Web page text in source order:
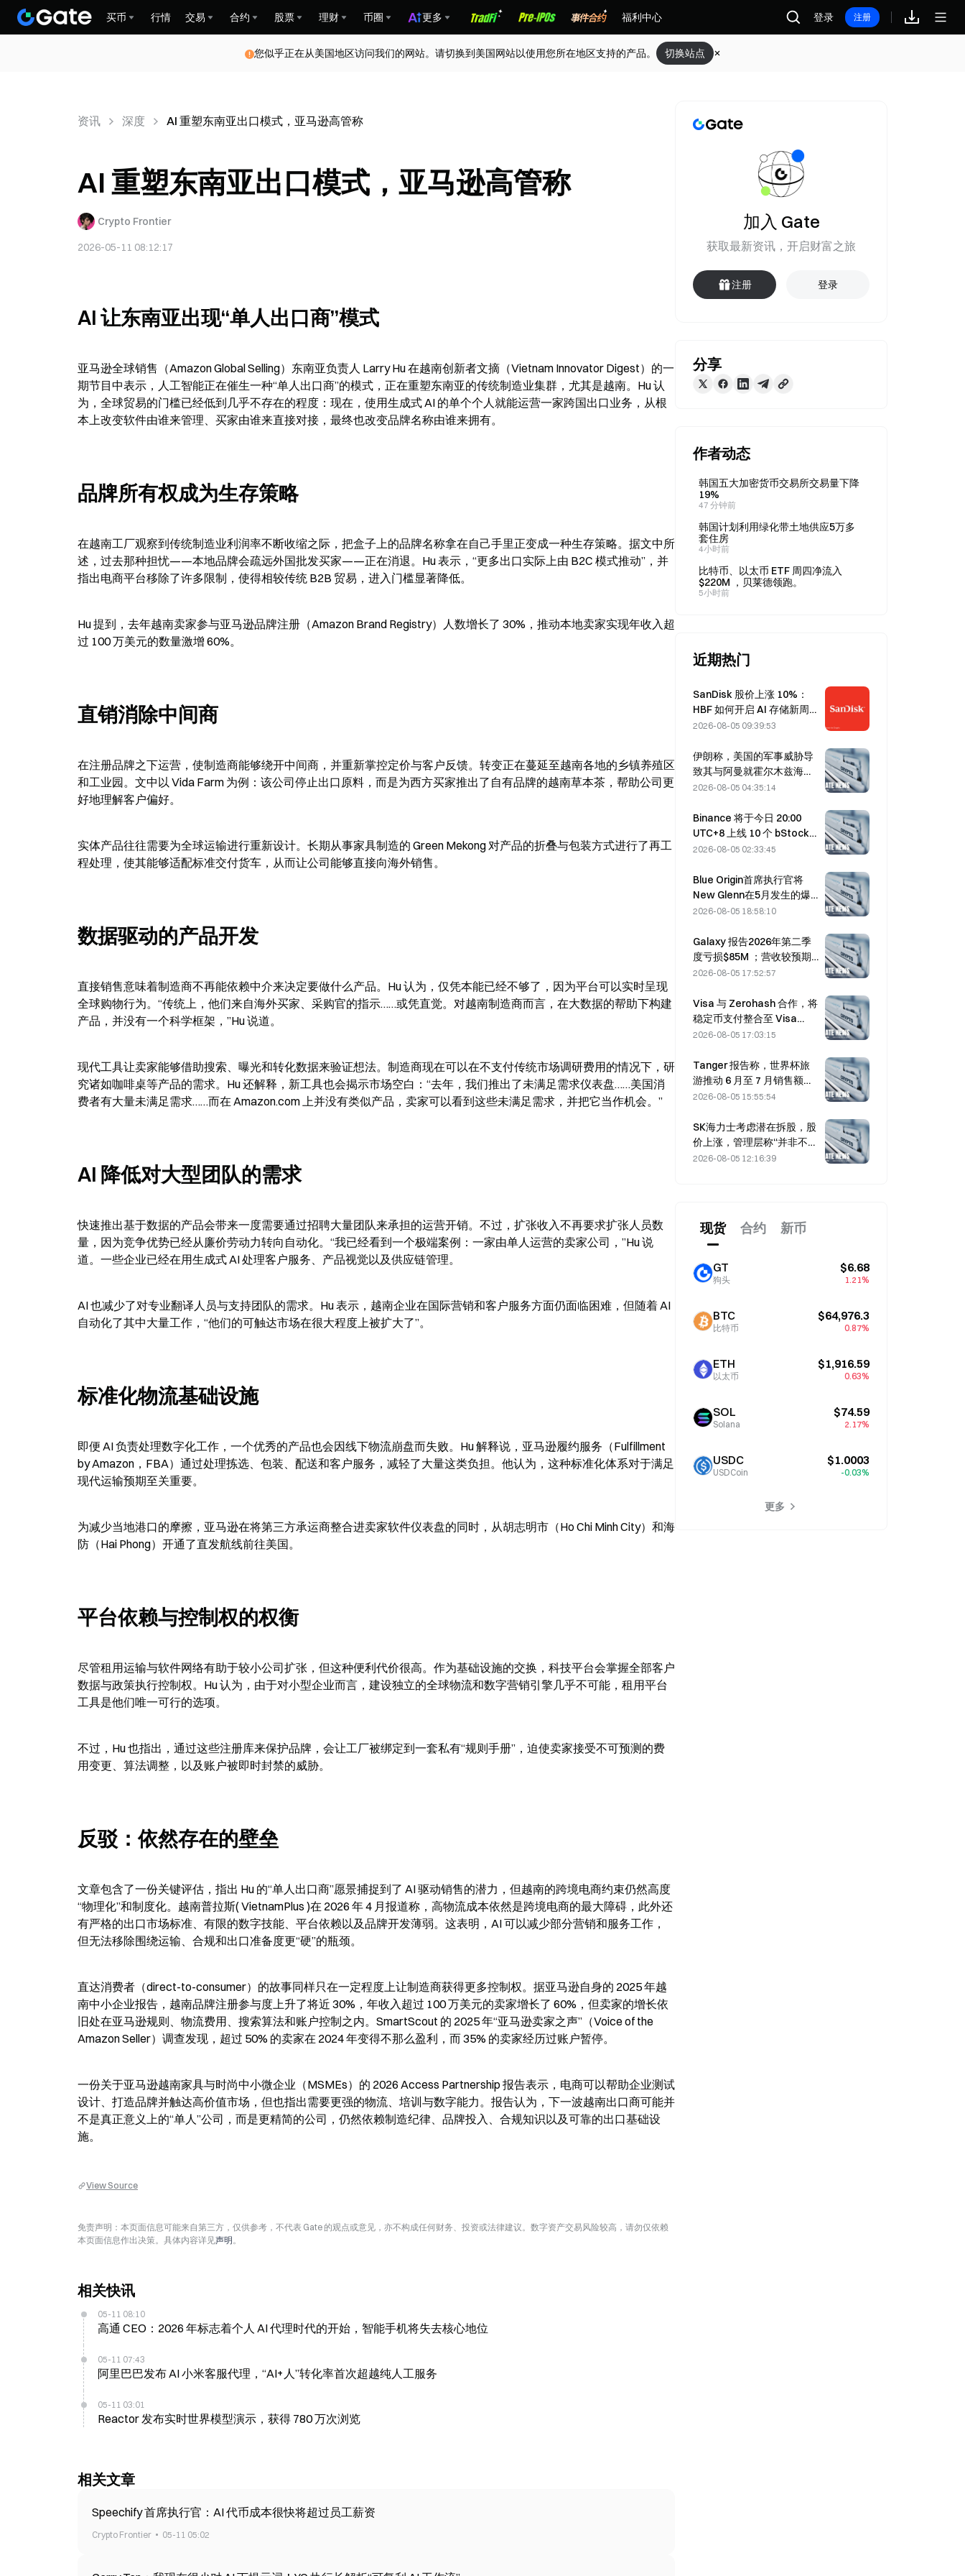
买币 行情 交易 合约 股票 理财 币圈 更多 福利中心 登录 注册
您似乎正在从美国地区访问我们的网站。请切换到美国网站以使用您所在地区支持的产品。 切换站点
资讯 深度 AI 重塑东南亚出口模式，亚马逊高管称
AI 重塑东南亚出口模式，亚马逊高管称
Crypto Frontier
2026-05-11 08:12:17
AI 让东南亚出现“单人出口商”模式
亚马逊全球销售（Amazon Global Selling）东南亚负责人 Larry Hu 在越南创新者文摘（Vietnam Innovator Digest）的一
期节目中表示，人工智能正在催生一种“单人出口商”的模式，正在重塑东南亚的传统制造业集群，尤其是越南。Hu 认
为，全球贸易的门槛已经低到几乎不存在的程度：现在，使用生成式 AI 的单个个人就能运营一家跨国出口业务，从根
本上改变软件由谁来管理、买家由谁来直接对接，最终也改变品牌名称由谁来拥有。
品牌所有权成为生存策略
在越南工厂观察到传统制造业利润率不断收缩之际，把盒子上的品牌名称拿在自己手里正变成一种生存策略。据文中所
述，过去那种担忧——本地品牌会疏远外国批发买家——正在消退。Hu 表示，“更多出口实际上由 B2C 模式推动”，并
指出电商平台移除了许多限制，使得相较传统 B2B 贸易，进入门槛显著降低。
Hu 提到，去年越南卖家参与亚马逊品牌注册（Amazon Brand Registry）人数增长了 30%，推动本地卖家实现年收入超
过 100 万美元的数量激增 60%。
直销消除中间商
在注册品牌之下运营，使制造商能够绕开中间商，并重新掌控定价与客户反馈。转变正在蔓延至越南各地的乡镇养殖区
和工业园。文中以 Vida Farm 为例：该公司停止出口原料，而是为西方买家推出了自有品牌的越南草本茶，帮助公司更
好地理解客户偏好。
实体产品往往需要为全球运输进行重新设计。长期从事家具制造的 Green Mekong 对产品的折叠与包装方式进行了再工
程处理，使其能够适配标准交付货车，从而让公司能够直接向海外销售。
数据驱动的产品开发
直接销售意味着制造商不再能依赖中介来决定要做什么产品。Hu 认为，仅凭本能已经不够了，因为平台可以实时呈现
全球购物行为。“传统上，他们来自海外买家、采购官的指示……或凭直觉。对越南制造商而言，在大数据的帮助下构建
产品，并没有一个科学框架，”Hu 说道。
现代工具让卖家能够借助搜索、曝光和转化数据来验证想法。制造商现在可以在不支付传统市场调研费用的情况下，研
究诸如咖啡桌等产品的需求。Hu 还解释，新工具也会揭示市场空白：“去年，我们推出了未满足需求仪表盘……美国消
费者有大量未满足需求……而在 Amazon.com 上并没有类似产品，卖家可以看到这些未满足需求，并把它当作机会。”
AI 降低对大型团队的需求
快速推出基于数据的产品会带来一度需要通过招聘大量团队来承担的运营开销。不过，扩张收入不再要求扩张人员数
量，因为竞争优势已经从廉价劳动力转向自动化。“我已经看到一个极端案例：一家由单人运营的卖家公司，”Hu 说
道。一些企业已经在用生成式 AI 处理客户服务、产品视觉以及供应链管理。
AI 也减少了对专业翻译人员与支持团队的需求。Hu 表示，越南企业在国际营销和客户服务方面仍面临困难，但随着 AI
自动化了其中大量工作，“他们的可触达市场在很大程度上被扩大了”。
标准化物流基础设施
即便 AI 负责处理数字化工作，一个优秀的产品也会因线下物流崩盘而失败。Hu 解释说，亚马逊履约服务（Fulfillment
by Amazon，FBA）通过处理拣选、包装、配送和客户服务，减轻了大量这类负担。他认为，这种标准化体系对于满足
现代运输预期至关重要。
为减少当地港口的摩擦，亚马逊在将第三方承运商整合进卖家软件仪表盘的同时，从胡志明市（Ho Chi Minh City）和海
防（Hai Phong）开通了直发航线前往美国。
平台依赖与控制权的权衡
尽管租用运输与软件网络有助于较小公司扩张，但这种便利代价很高。作为基础设施的交换，科技平台会掌握全部客户
数据与政策执行控制权。Hu 认为，由于对小型企业而言，建设独立的全球物流和数字营销引擎几乎不可能，租用平台
工具是他们唯一可行的选项。
不过，Hu 也指出，通过这些注册库来保护品牌，会让工厂被绑定到一套私有“规则手册”，迫使卖家接受不可预测的费
用变更、算法调整，以及账户被即时封禁的威胁。
反驳：依然存在的壁垒
文章包含了一份关键评估，指出 Hu 的“单人出口商”愿景捕捉到了 AI 驱动销售的潜力，但越南的跨境电商约束仍然高度
“物理化”和制度化。越南普拉斯( VietnamPlus )在 2026 年 4 月报道称，高物流成本依然是跨境电商的最大障碍，此外还
有严格的出口市场标准、有限的数字技能、平台依赖以及品牌开发薄弱。这表明，AI 可以减少部分营销和服务工作，
但无法移除围绕运输、合规和出口准备度更“硬”的瓶颈。
直达消费者（direct-to-consumer）的故事同样只在一定程度上让制造商获得更多控制权。据亚马逊自身的 2025 年越
南中小企业报告，越南品牌注册参与度上升了将近 30%，年收入超过 100 万美元的卖家增长了 60%，但卖家的增长依
旧处在亚马逊规则、物流费用、搜索算法和账户控制之内。SmartScout 的 2025 年“亚马逊卖家之声”（Voice of the
Amazon Seller）调查发现，超过 50% 的卖家在 2024 年变得不那么盈利，而 35% 的卖家经历过账户暂停。
一份关于亚马逊越南家具与时尚中小微企业（MSMEs）的 2026 Access Partnership 报告表示，电商可以帮助企业测试
设计、打造品牌并触达高价值市场，但也指出需要更强的物流、培训与数字能力。报告认为，下一波越南出口商可能并
不是真正意义上的“单人”公司，而是更精简的公司，仍然依赖制造纪律、品牌投入、合规知识以及可靠的出口基础设
施。
View Source
免责声明：本页面信息可能来自第三方，仅供参考，不代表 Gate 的观点或意见，亦不构成任何财务、投资或法律建议。数字资产交易风险较高，请勿仅依赖
本页面信息作出决策。具体内容详见声明。
相关快讯
05-11 08:10
高通 CEO：2026 年标志着个人 AI 代理时代的开始，智能手机将失去核心地位
05-11 07:43
阿里巴巴发布 AI 小米客服代理，“AI+人”转化率首次超越纯人工服务
05-11 03:01
Reactor 发布实时世界模型演示，获得 780 万次浏览
相关文章
Speechify 首席执行官：AI 代币成本很快将超过员工薪资
Crypto Frontier 05-11 05:02
加入 Gate
获取最新资讯，开启财富之旅
注册 登录
分享
作者动态
韩国五大加密货币交易所交易量下降
19%
47 分钟前
韩国计划利用绿化带土地供应5万多
套住房
4小时前
比特币、以太币 ETF 周四净流入
$220M ，贝莱德领跑。
5小时前
近期热门
SanDisk 股价上涨 10%：
HBF 如何开启 AI 存储新周
期，财报能否验证增长逻
2026-08-05 09:39:53
伊朗称，美国的军事威胁导
致其与阿曼就霍尔木兹海峡
达成协议的时间推迟至8月5
2026-08-05 04:35:14
Binance 将于今日 20:00
UTC+8 上线 10 个 bStocks
交易对，挂单手续费为零
2026-08-05 02:33:45
Blue Origin首席执行官将
New Glenn在5月发生的爆
炸归因于BE-4发动机阀门故
2026-08-05 18:58:10
Galaxy 报告2026年第二季
度亏损$85M ；营收较预期
低3亿美元，股价下跌
2026-08-05 17:52:57
Visa 与 Zerohash 合作，将
稳定币支付整合至 Visa
Direct
2026-08-05 17:03:15
Tanger 报告称，世界杯旅
游推动 6 月至 7 月销售额增
长 5%
2026-08-05 15:55:54
SK海力士考虑潜在拆股，股
价上涨，管理层称“并非不可
能”
2026-08-05 12:16:39
现货 合约 新币
GT
狗头
$6.68
1.21%
BTC
比特币
$64,976.3
0.87%
ETH
以太币
$1,916.59
0.63%
SOL
Solana
$74.59
2.17%
USDC
USDCoin
$1.0003
-0.03%
更多